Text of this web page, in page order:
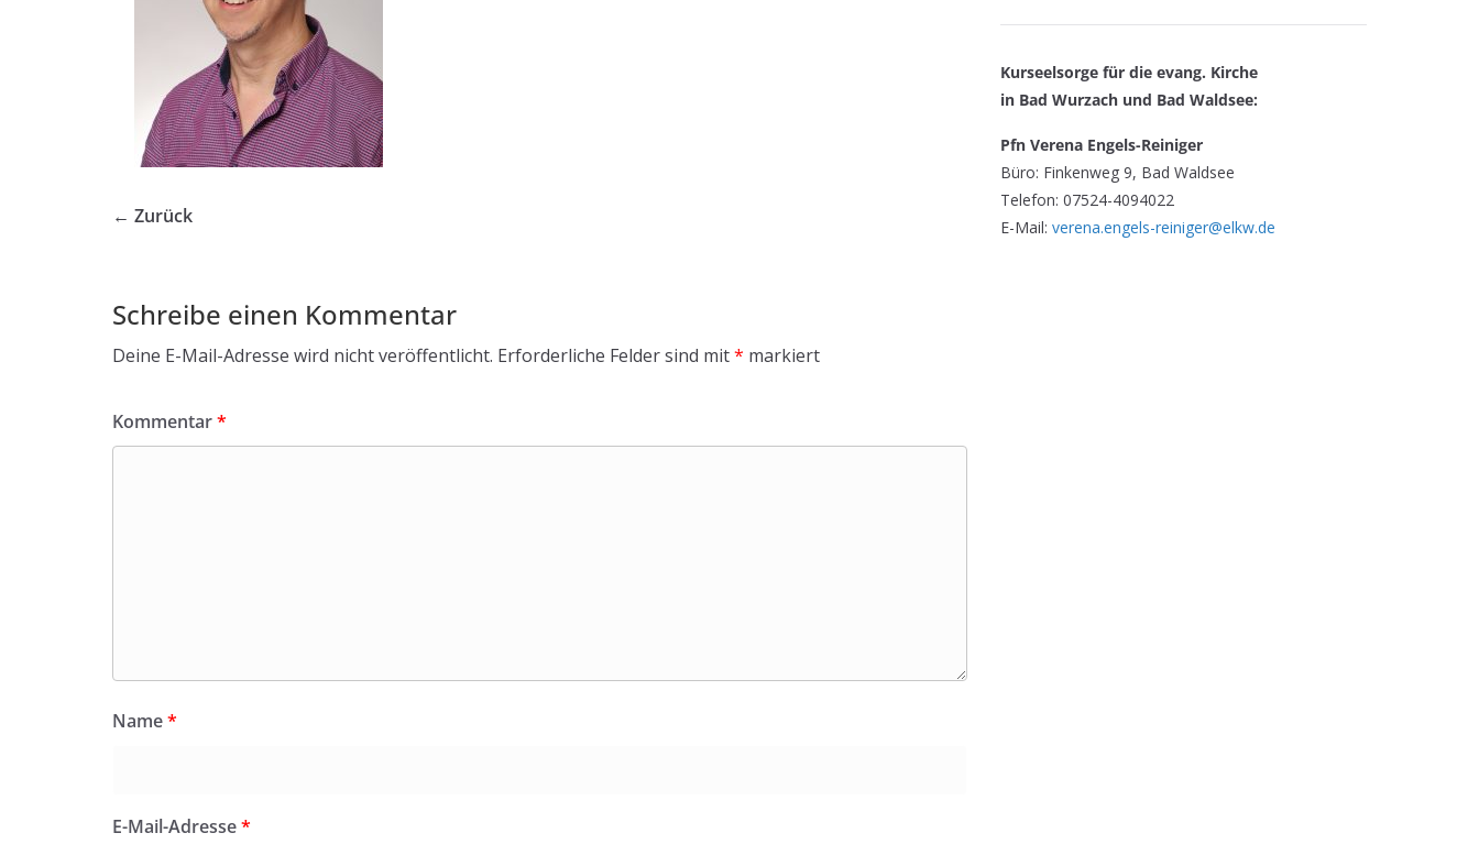
← Zurück
Schreibe einen Kommentar
Deine E-Mail-Adresse wird nicht veröffentlicht. Erforderliche Felder sind mit* markiert
Kommentar*
Name*
E-Mail-Adresse*
Kurseelsorge für die evang. Kirche
in Bad Wurzach und Bad Waldsee:
Pfn Verena Engels-Reiniger
Büro: Finkenweg 9, Bad Waldsee
Telefon: 07524-4094022
E-Mail: verena.engels-reiniger@elkw.de